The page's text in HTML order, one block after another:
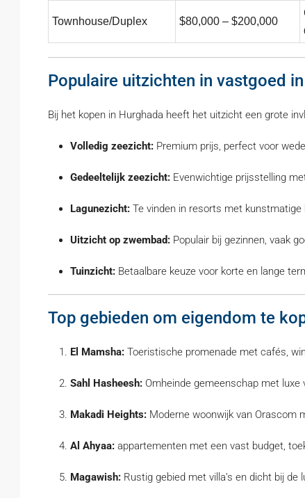
Townhouse/Duplex $80,000 – $200,000
Populaire uitzichten in vastgoed
Bij het kopen in Hurghada heeft het uitzicht een grote
Volledig zeezicht: Premium prijs, perfect voor
Gedeeltelijk zeezicht: Evenwichtige prijsstelling
Lagunezicht: Te vinden in resorts met kunstmatige
Uitzicht op zwembad: Populair bij gezinnen, vaak
Tuinzicht: Betaalbare keuze voor korte en lange
Top gebieden om eigendom te
El Mamsha: Toeristische promenade met cafés,
Sahl Hasheesh: Omheinde gemeenschap met luxe
Makadi Heights: Moderne woonwijk van Orascom
Al Ahyaa: appartementen met een vast budget,
Magawish: Rustig gebied met villa’s en dicht bij de